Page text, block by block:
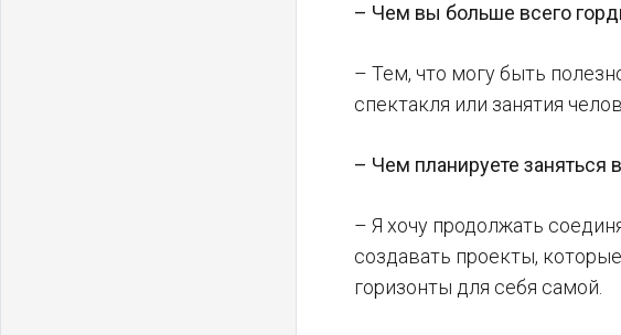
– Чем вы больше всего
– Тем, что могу быть
спектакля или занятия
– Чем планируете
– Я хочу продолжать
создавать проекты,
горизонты для себя самой.